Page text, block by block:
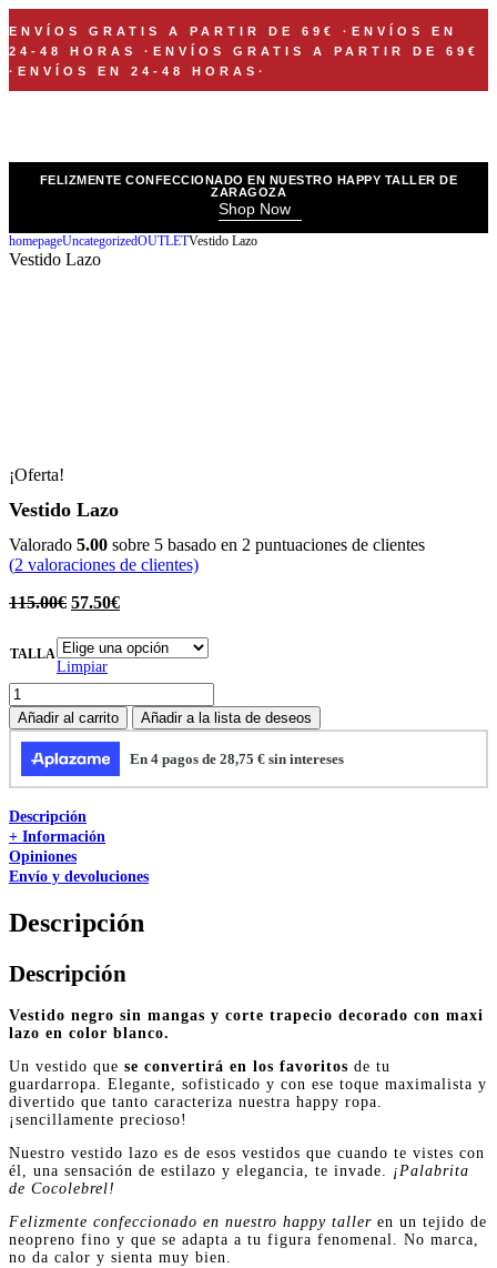
ENVÍOS GRATIS A PARTIR DE 69€ · ENVÍOS EN
24-48 HORAS · ENVÍOS GRATIS A PARTIR DE 69€
· ENVÍOS EN 24-48 HORAS ·
FELIZMENTE CONFECCIONADO EN NUESTRO HAPPY TALLER DE
ZARAGOZA
Shop Now
homepageUncategorizedOUTLETVestido Lazo
Vestido Lazo
¡Oferta!
Vestido Lazo
Valorado 5.00 sobre 5 basado en 2 puntuaciones de clientes
(2 valoraciones de clientes)
115.00€ 57.50€
TALLA
Limpiar
Añadir al carrito Añadir a la lista de deseos
Descripción
+ Información
Opiniones
Envío y devoluciones
Descripción
Descripción
Vestido negro sin mangas y corte trapecio decorado con maxi
lazo en color blanco.
Un vestido que se convertirá en los favoritos de tu
guardarropa. Elegante, sofisticado y con ese toque maximalista y
divertido que tanto caracteriza nuestra happy ropa.
¡sencillamente precioso!
Nuestro vestido lazo es de esos vestidos que cuando te vistes con
él, una sensación de estilazo y elegancia, te invade. ¡Palabrita
de Cocolebrel!
Felizmente confeccionado en nuestro happy taller en un tejido de
neopreno fino y que se adapta a tu figura fenomenal. No marca,
no da calor y sienta muy bien.